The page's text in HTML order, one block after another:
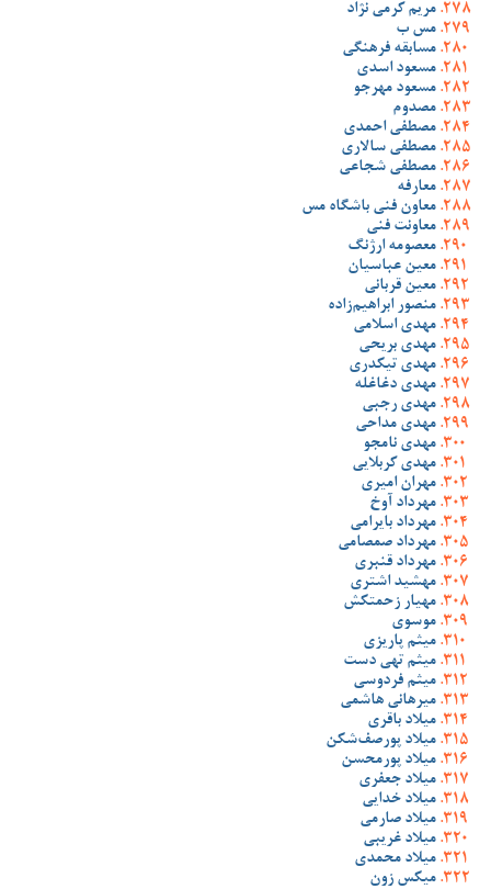
مریم کرمی نژاد
مس ب
مسابقه فرهنگی
مسعود اسدی
مسعود مهرجو
مصدوم
مصطفی احمدی
مصطفی سالاری
مصطفی شجاعی
معارفه
معاون فنی باشگاه مس
معاونت فنی
معصومه ارژنگ
معین عباسیان
معین قربانی
منصور ابراهیم‌زاده
مهدی اسلامی
مهدی بریحی
مهدی تیکدری
مهدی دغاغله
مهدی رجبی
مهدی مداحی
مهدی نامجو
مهدی کربلایی
مهران امیری
مهرداد آوخ
مهرداد بایرامی
مهرداد صمصامی
مهرداد قنبری
مهشید اشتری
مهیار زحمتکش
موسوی
میثم پاریزی
میثم تهی دست
میثم فردوسی
میرهانی هاشمی
میلاد باقری
میلاد پورصف‌شکن
میلاد پورمحسن
میلاد جعفری
میلاد خدایی
میلاد صارمی
میلاد غریبی
میلاد محمدی
میکس زون